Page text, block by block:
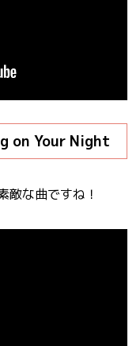
on Your Night
敵な曲ですね！